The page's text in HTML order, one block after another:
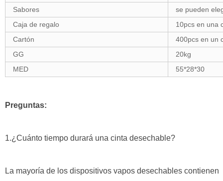
Sabores
se pueden
Caja de regalo
10pcs en una
Cartón
400pcs en un
GG
20kg
MED
55*28*30
Preguntas:
1.¿Cuánto tiempo durará una cinta desechable?
La mayoría de los dispositivos vapos desechables contienen